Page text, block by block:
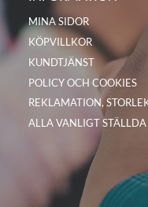
MINA SIDOR
KÖPVILLKOR
KUNDTJÄNST
POLICY OCH COOKIES
REKLAMATION,
ALLA VANLIGT STÄLLDA